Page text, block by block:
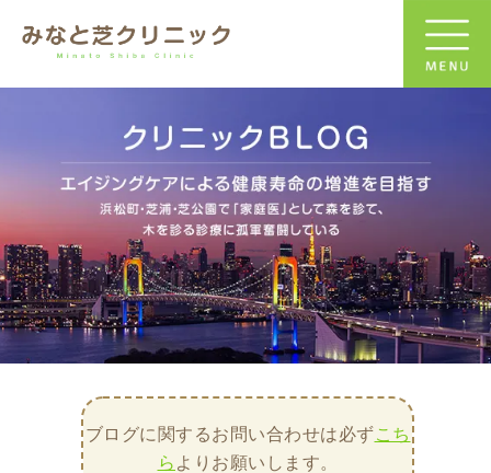
ブログに関するお問い合わせは必ずこち
ら よりお願いします。